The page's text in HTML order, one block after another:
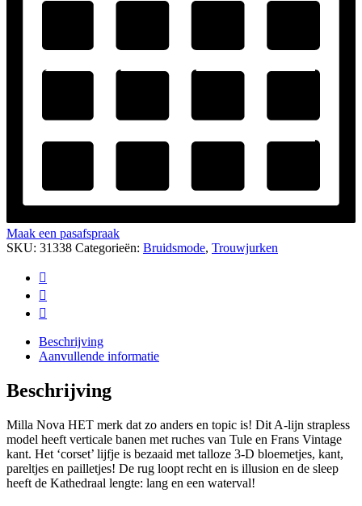
Maak een pasafspraak
SKU: 31338 Categorieën: Bruidsmode, Trouwjurken
Beschrijving
Aanvullende informatie
Beschrijving
Milla Nova HET merk dat zo anders en topic is! Dit A-lijn strapless
model heeft verticale banen met ruches van Tule en Frans Vintage
kant. Het ‘corset’ lijfje is bezaaid met talloze 3-D bloemetjes, kant,
pareltjes en pailletjes! De rug loopt recht en is illusion en de sleep
heeft de Kathedraal lengte: lang en een waterval!